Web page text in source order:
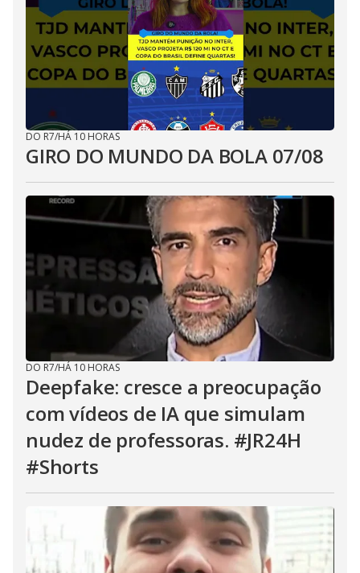
DO R7/HÁ 10 HORAS
GIRO DO MUNDO DA BOLA 07/08
DO R7/HÁ 10 HORAS
Deepfake: cresce a preocupação
com vídeos de IA que simulam
nudez de professoras. #JR24H
#Shorts